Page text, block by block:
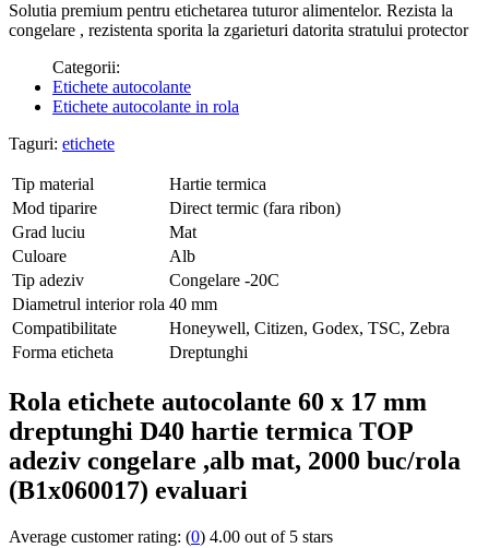
Solutia premium pentru etichetarea tuturor alimentelor. Rezista la
congelare , rezistenta sporita la zgarieturi datorita stratului protector
Categorii:
Etichete autocolante
Etichete autocolante in rola
Taguri: etichete
Tip material
Hartie termica
Mod tiparire
Direct termic (fara ribon)
Grad luciu
Mat
Culoare
Alb
Tip adeziv
Congelare -20C
Diametrul interior rola 40 mm
Compatibilitate
Honeywell, Citizen, Godex, TSC, Zebra
Forma eticheta
Dreptunghi
Rola etichete autocolante 60 x 17 mm
dreptunghi D40 hartie termica TOP
adeziv congelare ,alb mat, 2000 buc/rola
(B1x060017) evaluari
Average customer rating: (0) 4.00 out of 5 stars